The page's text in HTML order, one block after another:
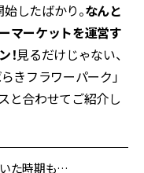
したばかり。なんと
マーケットを運営す
！見るだけじゃない、
きフラワーパーク」
と合わせてご紹介し
た時期も…